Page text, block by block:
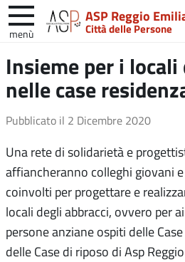
ASP Reggio
Città delle Persone
menù
nel
sito
Insieme per i locali
nelle case
Pubblicato il 2 Dicembre 2020
Una rete di solidarietà e
affiancheranno colleghi giovani
coinvolti per progettare e
locali degli abbracci, ovvero per
persone anziane ospiti delle
delle Case di riposo di Asp